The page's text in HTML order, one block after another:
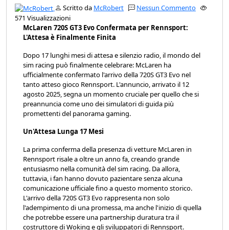
Scritto da McRobert
Nessun Commento
571 Visualizzazioni
McLaren 720S GT3 Evo Confermata per Rennsport:
L'Attesa è Finalmente Finita
Dopo 17 lunghi mesi di attesa e silenzio radio, il mondo del
sim racing può finalmente celebrare: McLaren ha
ufficialmente confermato l'arrivo della 720S GT3 Evo nel
tanto atteso gioco Rennsport. L'annuncio, arrivato il 12
agosto 2025, segna un momento cruciale per quello che si
preannuncia come uno dei simulatori di guida più
promettenti del panorama gaming.
Un'Attesa Lunga 17 Mesi
La prima conferma della presenza di vetture McLaren in
Rennsport risale a oltre un anno fa, creando grande
entusiasmo nella comunità del sim racing. Da allora,
tuttavia, i fan hanno dovuto pazientare senza alcuna
comunicazione ufficiale fino a questo momento storico.
L'arrivo della 720S GT3 Evo rappresenta non solo
l'adempimento di una promessa, ma anche l'inizio di quella
che potrebbe essere una partnership duratura tra il
costruttore di Woking e gli sviluppatori di Rennsport.